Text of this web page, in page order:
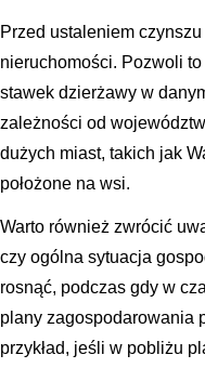
Przed ustaleniem
nieruchomości. Pozwoli
stawek dzierżawy w
zależności od
dużych miast, takich jak
położone na wsi.
Warto również zwrócić
czy ogólna sytuacja
rosnąć, podczas gdy w
plany zagospodarowania
przykład, jeśli w pobliżu